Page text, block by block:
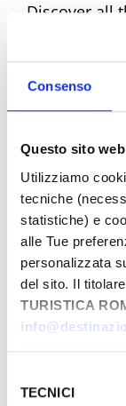
Consenso
Questo sito
Utilizziamo
tecniche
statistiche) e
alle Tue
personalizzata
del sito. Il
TURISTICA
cookie
gestire le tue
delTECNICI
Discover all
experience
dream
From
To